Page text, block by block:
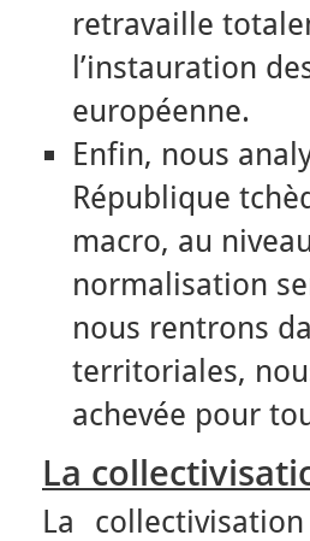
retravaille
l’instauration
européenne.
Enfin, nous
République
macro, au
normalisation
nous rentrons
territoriales,
achevée pour
La
La